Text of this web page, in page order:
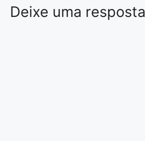
Deixe uma resposta